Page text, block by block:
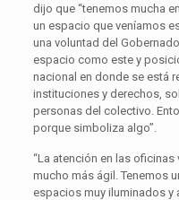
dijo que “tenemos mucha
un espacio que veníamos
una voluntad del
espacio como este y
nacional en donde se está
instituciones y derechos,
personas del colectivo.
porque simboliza algo”.
“La atención en las oficinas
mucho más ágil. Tenemos
espacios muy iluminados